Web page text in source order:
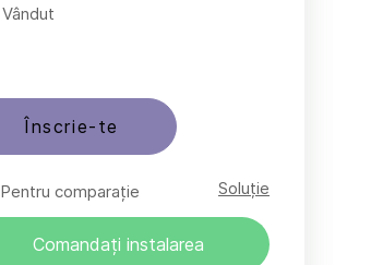
Vândut
Înscrie-te
Pentru comparație Soluție
Comandați instalarea